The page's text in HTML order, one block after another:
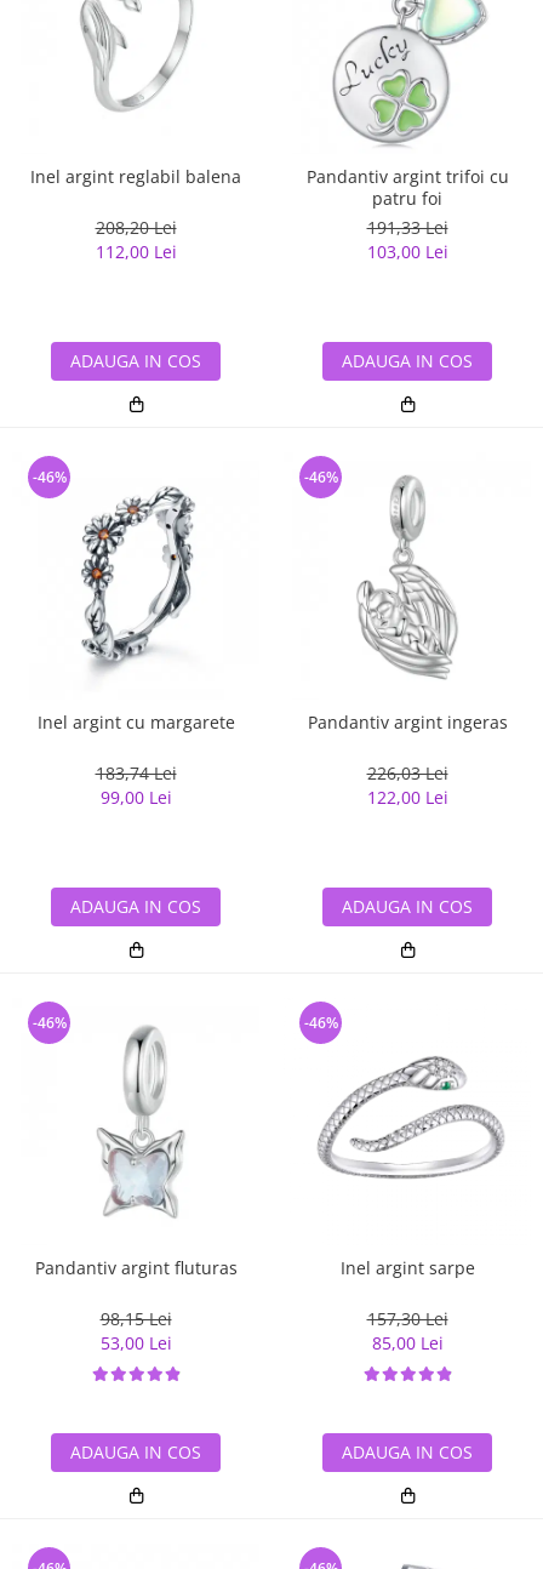
Inel argint reglabil balena
208,20 Lei
112,00 Lei
ADAUGA IN COS
Pandantiv argint trifoi cu
patru foi
191,33 Lei
103,00 Lei
ADAUGA IN COS
Inel argint cu margarete
183,74 Lei
99,00 Lei
-46%
ADAUGA IN COS
Pandantiv argint ingeras
226,03 Lei
122,00 Lei
-46%
ADAUGA IN COS
Pandantiv argint fluturas
98,15 Lei
53,00 Lei
-46%
ADAUGA IN COS
Inel argint sarpe
157,30 Lei
85,00 Lei
-46%
ADAUGA IN COS